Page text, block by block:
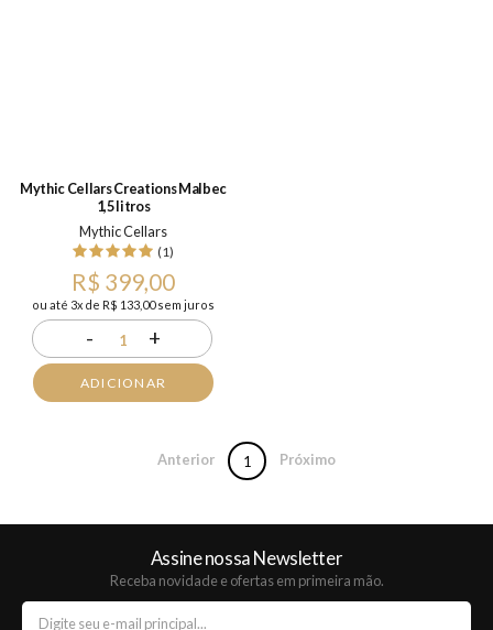
Mythic Cellars Creations Malbec
1,5 litros
Mythic Cellars
(1)
R$ 399,00
ou até 3x de R$ 133,00 sem juros
- 1 +
ADICIONAR
Anterior 1 Próximo
Assine nossa Newsletter
Receba novidade e ofertas em primeira mão.